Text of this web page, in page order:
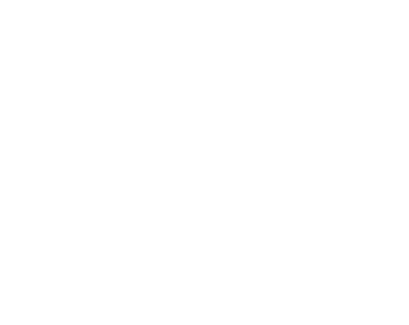
сельского поселения